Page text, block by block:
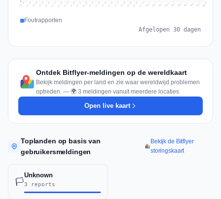
Jul 12 Jul 13 Jul 14 Jul 15 Jul 16 Jul 17 Jul 18 Jul 19 Jul 20 Jul 21 Jul 22 Jul 23 Jul 24 Jul 25 Jul 26 Jul 27 Jul 28 Jul 29 Jul 30 Jul 31 Aug 1 Aug 2 Aug 3 Aug 4 Aug 5 Aug 6 Aug 7 Aug 8 Aug 9 Aug 10
Foutrapporten
Afgelopen 30 dagen
Ontdek Bitflyer-meldingen op de wereldkaart
Bekijk meldingen per land en zie waar wereldwijd problemen
optreden. — 🌍 3 meldingen vanuit meerdere locaties
Open live kaart
Toplanden op basis van
gebruikersmeldingen
Bekijk de Bitflyer
storingskaart
🏳️
Unknown
3 reports